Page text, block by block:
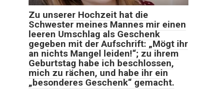
Zu unserer Hochzeit hat die
Schwester meines Mannes mir einen
leeren Umschlag als Geschenk
gegeben mit der Aufschrift: „Mögt ihr
an nichts Mangel leiden!“; zu ihrem
Geburtstag habe ich beschlossen,
mich zu rächen, und habe ihr ein
„besonderes Geschenk“ gemacht.